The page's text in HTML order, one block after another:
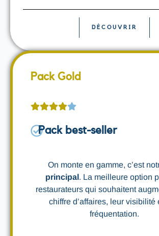
DÉCOUVRIR
Pack Gold
Pack best-seller
On monte en gamme, c’est
principal. La meilleure option
restaurateurs qui souhaitent
chiffre d’affaires, leur visibilité
fréquentation.